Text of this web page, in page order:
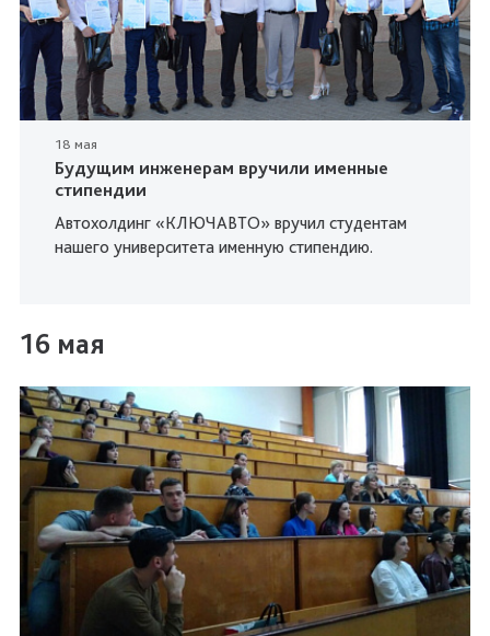
18 мая
Будущим инженерам вручили именные
стипендии
Автохолдинг «КЛЮЧАВТО» вручил студентам
нашего университета именную стипендию.
16 мая